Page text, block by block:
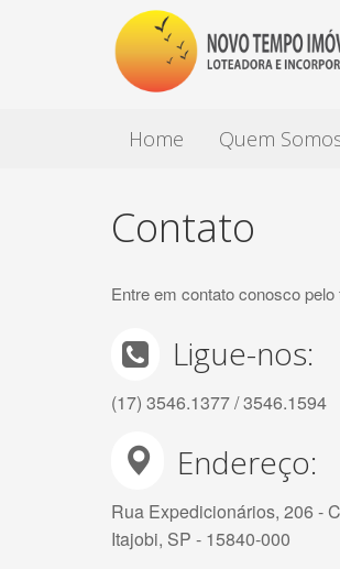
Home Quem
Contato
Entre em contato conosco
Ligue-nos:
(17) 3546.1377 / 3546.1594
Endereço:
Rua Expedicionários, 206 -
Itajobi, SP - 15840-000